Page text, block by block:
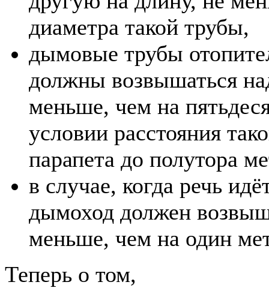
диаметра такой трубы,
дымовые трубы
должны возвышаться
меньше, чем на
условии расстояния
парапета до полутора
в случае, когда речь
дымоход должен
меньше, чем на один
Теперь о том,